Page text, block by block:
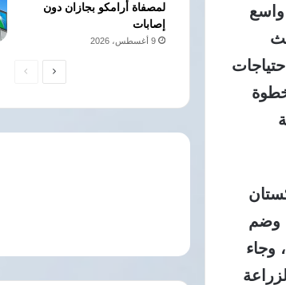
واسع
الاثنين 19 مايو أيار، وضم
وجاء
لمصفاة أرامكو بجازان دون
إصابات
9 أغسطس، 2026
الصفحةالصفحة